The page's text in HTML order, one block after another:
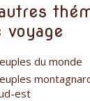
voyage
du monde
est